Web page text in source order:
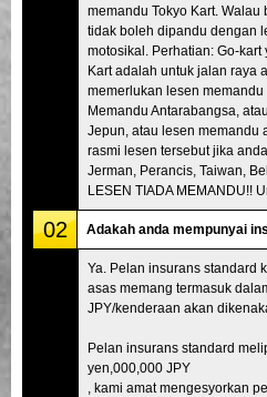
Tokyo Shibuya Annex
Tokyo Asakusa
Okinawa
memandu Tokyo Kart.
tidak boleh dipandu dengan
motosikal. Perhatian: Go-
Kart adalah untuk jalan raya
memerlukan lesen
Memandu Antarabangsa,
Jepun, atau lesen memandu
rasmi lesen tersebut jika
Jerman, Perancis, Taiwan,
LESEN TIADA MEMANDU!!
02 Adakah anda mempunyai
Ya. Pelan insurans standard
asas memang termasuk
JPY/kenderaan akan
Pelan insurans standard
yen,000,000 JPY
, kami amat mengesyorkan